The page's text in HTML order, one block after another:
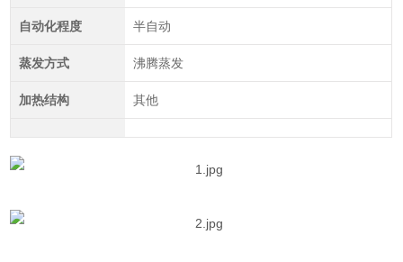
自动化程度 半自动
蒸发方式 沸腾蒸发
加热结构 其他